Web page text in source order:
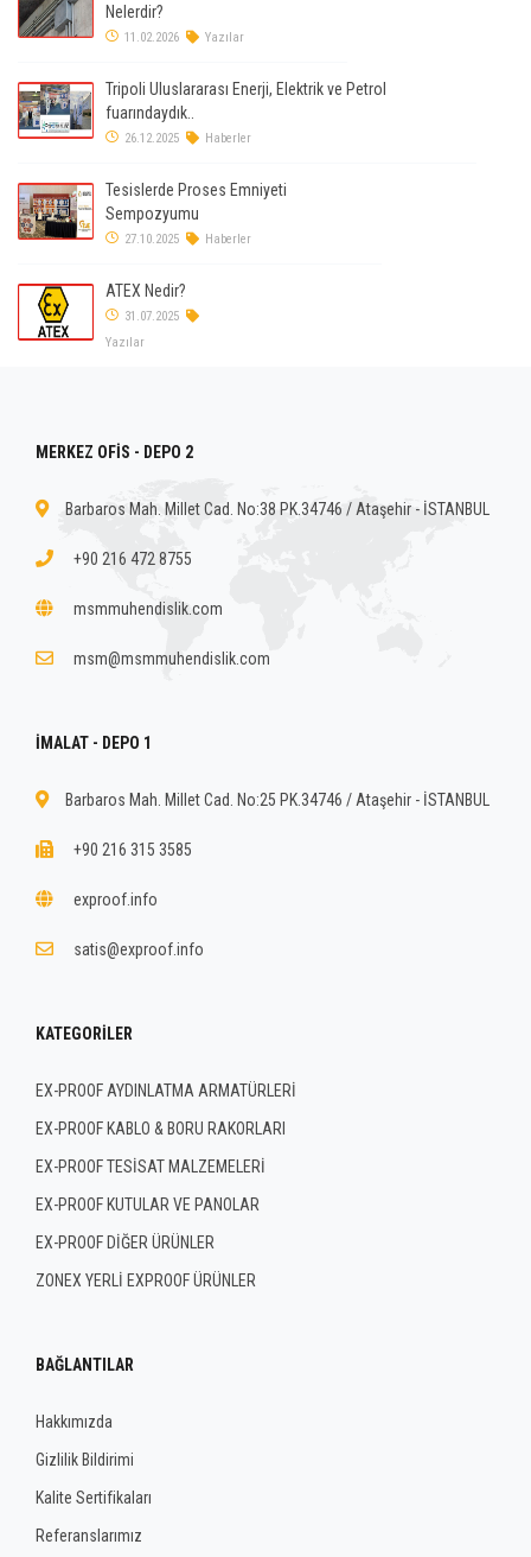
Nelerdir?
11.02.2026 Yazılar
Tripoli Uluslararası Enerji, Elektrik ve Petrol
fuarındaydık..
26.12.2025 Haberler
Tesislerde Proses Emniyeti
Sempozyumu
27.10.2025 Haberler
ATEX Nedir?
31.07.2025
Yazılar
MERKEZ OFİS - DEPO 2
Barbaros Mah. Millet Cad. No:38 PK.34746 / Ataşehir - İSTANBUL
+90 216 472 8755
msmmuhendislik.com
msm@msmmuhendislik.com
İMALAT - DEPO 1
Barbaros Mah. Millet Cad. No:25 PK.34746 / Ataşehir - İSTANBUL
+90 216 315 3585
exproof.info
satis@exproof.info
KATEGORILER
EX-PROOF AYDINLATMA ARMATÜRLERİ
EX-PROOF KABLO & BORU RAKORLARI
EX-PROOF TESİSAT MALZEMELERİ
EX-PROOF KUTULAR VE PANOLAR
EX-PROOF DİĞER ÜRÜNLER
ZONEX YERLİ EXPROOF ÜRÜNLER
BAĞLANTILAR
Hakkımızda
Gizlilik Bildirimi
Kalite Sertifikaları
Referanslarımız